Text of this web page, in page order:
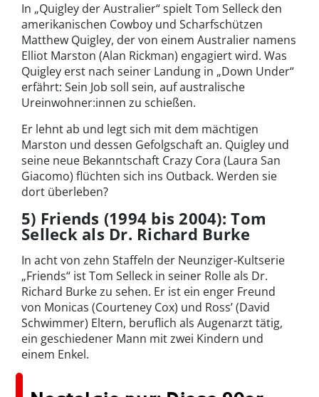
In „Quigley der Australier“ spielt Tom Selleck den
amerikanischen Cowboy und Scharfschützen
Matthew Quigley, der von einem Australier namens
Elliot Marston (Alan Rickman) engagiert wird. Was
Quigley erst nach seiner Landung in „Down Under“
erfährt: Sein Job soll sein, auf australische
Ureinwohner:innen zu schießen.
Er lehnt ab und legt sich mit dem mächtigen
Marston und dessen Gefolgschaft an. Quigley und
seine neue Bekanntschaft Crazy Cora (Laura San
Giacomo) flüchten sich ins Outback. Werden sie
dort überleben?
5) Friends (1994 bis 2004): Tom
Selleck als Dr. Richard Burke
In acht von zehn Staffeln der Neunziger-Kultserie
„Friends“ ist Tom Selleck in seiner Rolle als Dr.
Richard Burke zu sehen. Er ist ein enger Freund
von Monicas (Courteney Cox) und Ross’ (David
Schwimmer) Eltern, beruflich als Augenarzt tätig,
ein geschiedener Mann mit zwei Kindern und
einem Enkel.